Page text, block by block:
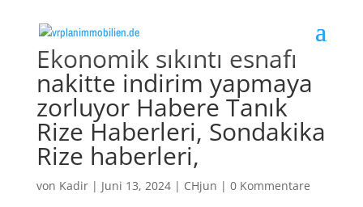
Ekonomik sıkıntı esnafı
nakitte indirim yapmaya
zorluyor Habere Tanık
Rize Haberleri, Sondakika
Rize haberleri,
von Kadir| Juni 13, 2024| CHjun | 0 Kommentare